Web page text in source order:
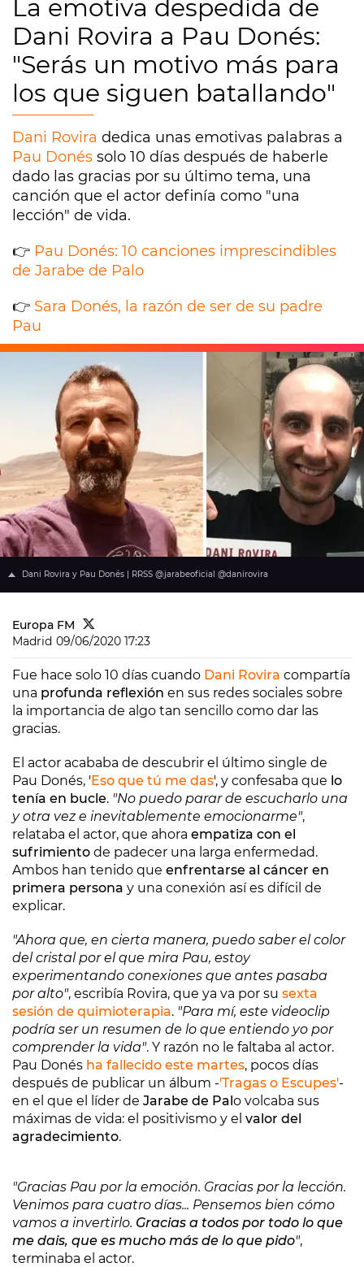
La emotiva despedida de
Dani Rovira a Pau Donés:
"Serás un motivo más para
los que siguen batallando"
Dani Rovira dedica unas emotivas palabras a
Pau Donés solo 10 días después de haberle
dado las gracias por su último tema, una
canción que el actor definía como "una
lección" de vida.
👉 Pau Donés: 10 canciones imprescindibles
de Jarabe de Palo
👉 Sara Donés, la razón de ser de su padre
Pau
Dani Rovira y Pau Donés | RRSS @jarabeoficial @danirovira
Europa FM
Madrid 09/06/2020 17:23
Fue hace solo 10 días cuando Dani Rovira compartía
una profunda reflexión en sus redes sociales sobre
la importancia de algo tan sencillo como dar las
gracias.
El actor acababa de descubrir el último single de
Pau Donés, 'Eso que tú me das', y confesaba que lo
tenía en bucle. "No puedo parar de escucharlo una
y otra vez e inevitablemente emocionarme",
relataba el actor, que ahora empatiza con el
sufrimiento de padecer una larga enfermedad.
Ambos han tenido que enfrentarse al cáncer en
primera persona y una conexión así es difícil de
explicar.
"Ahora que, en cierta manera, puedo saber el color
del cristal por el que mira Pau, estoy
experimentando conexiones que antes pasaba
por alto", escribía Rovira, que ya va por su sexta
sesión de quimioterapia. "Para mí, este videoclip
podría ser un resumen de lo que entiendo yo por
comprender la vida". Y razón no le faltaba al actor.
Pau Donés ha fallecido este martes, pocos días
después de publicar un álbum -'Tragas o Escupes'-
en el que el líder de Jarabe de Palo volcaba sus
máximas de vida: el positivismo y el valor del
agradecimiento.
"Gracias Pau por la emoción. Gracias por la lección.
Venimos para cuatro días... Pensemos bien cómo
vamos a invertirlo. Gracias a todos por todo lo que
me dais, que es mucho más de lo que pido",
terminaba el actor.